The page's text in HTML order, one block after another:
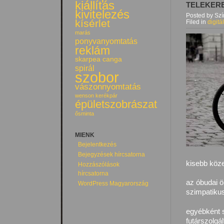
Posted by
Filed in
kisebb
az óbudai
egyébként
kiállítás
kivitelezés
kísérlet
marás
ponyvanyomtatás
reklám
skarpea canga
spirál
szobor
vászonnyomtatás
wenson kerékpár
épületszobrászat
ősminta
MIENK
Bejelentkezés
Bejegyzések hírcsatorna
Hozzászólások
hírcsatorna
WordPress Magyarország